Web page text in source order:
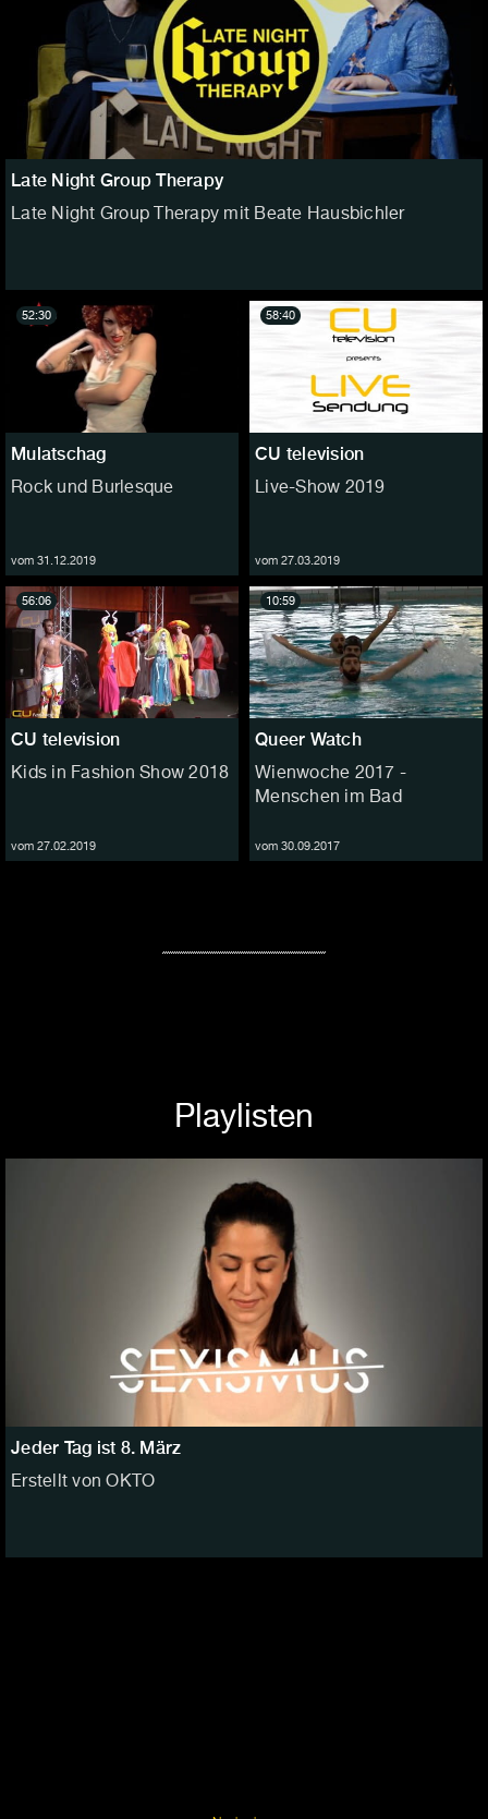
Late Night Group Therapy
Late Night Group Therapy mit Beate Hausbichler
Mulatschag
Rock und Burlesque
vom 31.12.2019
52:30
CU television
Live-Show 2019
vom 27.03.2019
58:40
CU television
Kids in Fashion Show 2018
vom 27.02.2019
56:06
Queer Watch
Wienwoche 2017 -
Menschen im Bad
vom 30.09.2017
10:59
Playlisten
Jeder Tag ist 8. März
Erstellt von OKTO